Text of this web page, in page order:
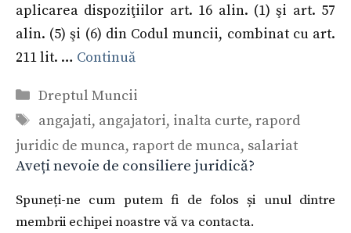
aplicarea dispoziţiilor art. 16 alin. (1) şi art. 57
alin. (5) şi (6) din Codul muncii, combinat cu art.
211 lit. … Continuă
Categorii
Dreptul Muncii
Etichete
angajati, angajatori, inalta curte, rapord
juridic de munca, raport de munca, salariat
Aveți nevoie de consiliere juridică?
Spuneți-ne cum putem fi de folos și unul dintre
membrii echipei noastre vă va contacta.